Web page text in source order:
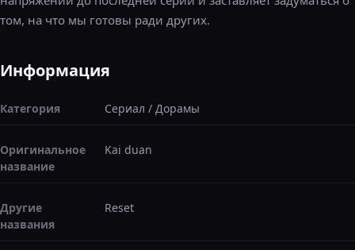
том, на что мы готовы ради других.
Информация
Категория Сериал / Дорамы
Оригинальное
название
Kai duan
Другие
названия
Reset